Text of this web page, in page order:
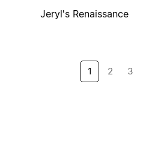
Jeryl's Renaissance
1 2 3